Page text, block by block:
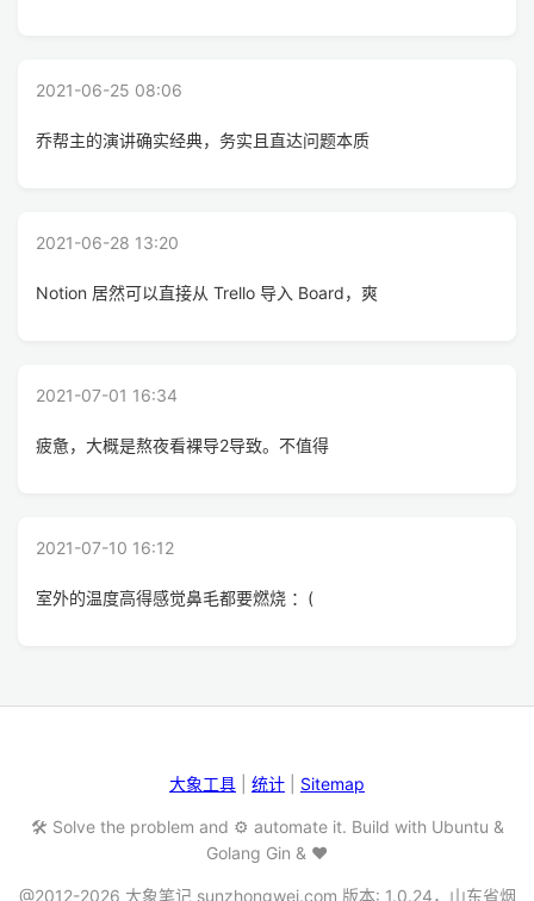
2021-06-25 08:06
乔帮主的演讲确实经典，务实且直达问题本质
2021-06-28 13:20
Notion 居然可以直接从 Trello 导入 Board，爽
2021-07-01 16:34
疲惫，大概是熬夜看裸导2导致。不值得
2021-07-10 16:12
室外的温度高得感觉鼻毛都要燃烧 ：(
大象工具 统计 Sitemap
🛠️ Solve the problem and ⚙️ automate it. Build with Ubuntu &
Golang Gin & ❤️
@2012-2026 大象笔记 sunzhongwei.com 版本: 1.0.24，山东省烟